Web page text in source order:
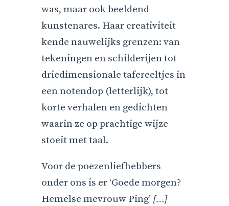
was, maar ook beeldend
kunstenares. Haar creativiteit
kende nauwelijks grenzen: van
tekeningen en schilderijen tot
driedimensionale tafereeltjes in
een notendop (letterlijk), tot
korte verhalen en gedichten
waarin ze op prachtige wijze
stoeit met taal.
Voor de poezenliefhebbers
onder ons is er ‘Goede morgen?
Hemelse mevrouw Ping’ […]